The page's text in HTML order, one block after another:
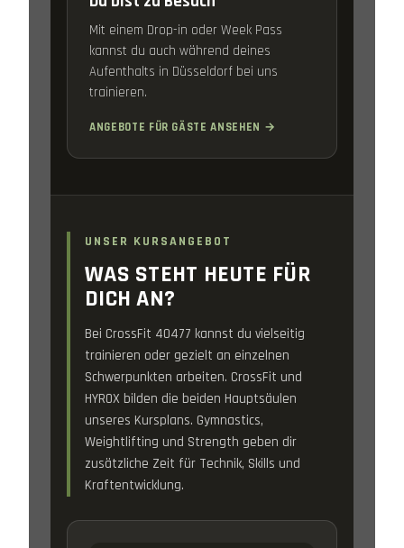
Mit einem Drop-in oder Week Pass
kannst du auch während deines
Aufenthalts in Düsseldorf bei uns
trainieren.
ANGEBOTE FÜR GÄSTE ANSEHEN →
UNSER KURSANGEBOT
WAS STEHT HEUTE FÜR
DICH AN?
Bei CrossFit 40477 kannst du vielseitig
trainieren oder gezielt an einzelnen
Schwerpunkten arbeiten. CrossFit und
HYROX bilden die beiden Hauptsäulen
unseres Kursplans. Gymnastics,
Weightlifting und Strength geben dir
zusätzliche Zeit für Technik, Skills und
Kraftentwicklung.